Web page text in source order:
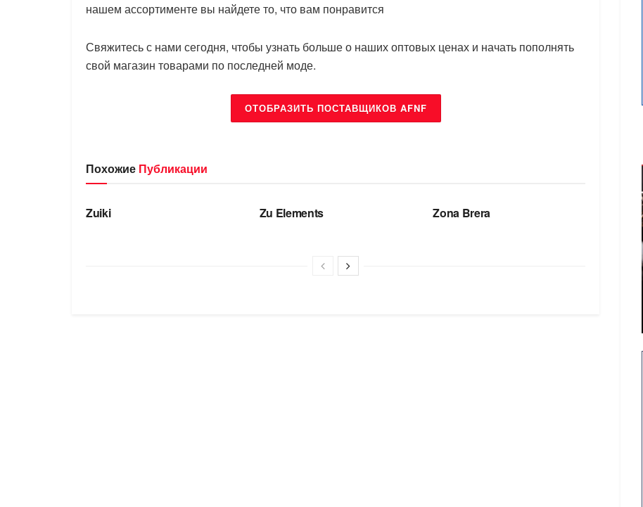
нашем ассортименте вы найдете то, что вам понравится
Свяжитесь с нами сегодня, чтобы узнать больше о наших оптовых ценах и начать пополнять
свой магазин товарами по последней моде.
ОТОБРАЗИТЬ ПОСТАВЩИКОВ AFNF
Похожие Публикации
БРЕНДЫ
Zuiki Zu Elements Zona Brera